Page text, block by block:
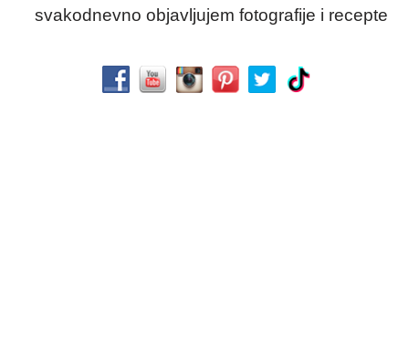
svakodnevno objavljujem fotografije i recepte